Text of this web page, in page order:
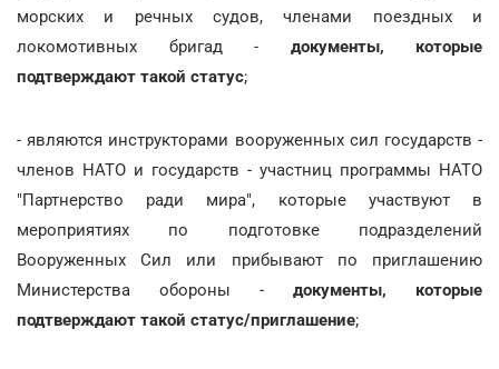
морских и речных судов, членами поездных и
локомотивных бригад - документы, которые
подтверждают такой статус;
- являются инструкторами вооруженных сил государств -
членов НАТО и государств - участниц программы НАТО
"Партнерство ради мира", которые участвуют в
мероприятиях по подготовке подразделений
Вооруженных Сил или прибывают по приглашению
Министерства обороны - документы, которые
подтверждают такой статус/приглашение;